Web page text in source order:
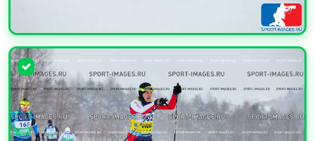
УВЕЛИЧИТЬ